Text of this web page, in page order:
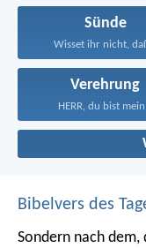
Sünde
Wisset ihr nicht,
Verehrung
HERR, du bist
Bibelvers des
Sondern nach